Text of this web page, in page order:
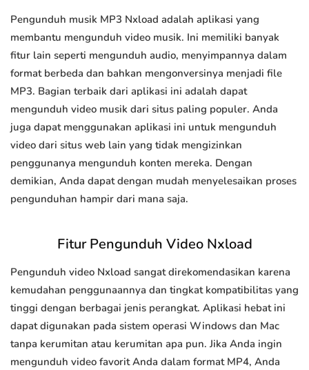
Pengunduh musik MP3 Nxload adalah aplikasi yang
membantu mengunduh video musik. Ini memiliki banyak
fitur lain seperti mengunduh audio, menyimpannya dalam
format berbeda dan bahkan mengonversinya menjadi file
MP3. Bagian terbaik dari aplikasi ini adalah dapat
mengunduh video musik dari situs paling populer. Anda
juga dapat menggunakan aplikasi ini untuk mengunduh
video dari situs web lain yang tidak mengizinkan
penggunanya mengunduh konten mereka. Dengan
demikian, Anda dapat dengan mudah menyelesaikan proses
pengunduhan hampir dari mana saja.
Fitur Pengunduh Video Nxload
Pengunduh video Nxload sangat direkomendasikan karena
kemudahan penggunaannya dan tingkat kompatibilitas yang
tinggi dengan berbagai jenis perangkat. Aplikasi hebat ini
dapat digunakan pada sistem operasi Windows dan Mac
tanpa kerumitan atau kerumitan apa pun. Jika Anda ingin
mengunduh video favorit Anda dalam format MP4, Anda